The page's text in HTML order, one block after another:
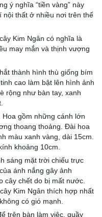
ý nghĩa “tiền vàng” này
nội thất ở nhiều nơi trên thế
Kim Ngân có nghĩa là
may mắn và thịnh vượng
thành hình thù giống bím
cao làm bật lên hình ảnh
rộng như bàn tay, xanh
gồm những cánh lớn
thoang thoảng. Đài hoa
màu xanh vàng, dài 15cm.
khoảng 10cm.
sáng mặt trời chiếu trực
ánh nắng gây ảnh
cây chết do bị mất nước.
Kim Ngân thích hợp nhất
có gió mạnh.
trên bàn làm việc, quầy